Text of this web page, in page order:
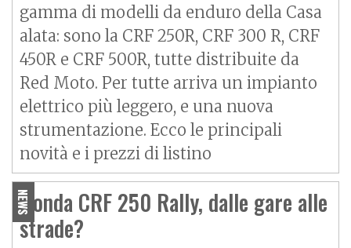
gamma di modelli da enduro della Casa
alata: sono la CRF 250R, CRF 300 R, CRF
450R e CRF 500R, tutte distribuite da
Red Moto. Per tutte arriva un impianto
elettrico più leggero, e una nuova
strumentazione. Ecco le principali
novità e i prezzi di listino
NEWS
Honda CRF 250 Rally, dalle gare alle
strade?